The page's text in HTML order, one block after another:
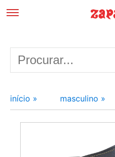
início » masculino »